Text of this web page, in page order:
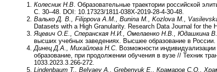
Колесник Н.В . Образовательные траектории российской
С. 30–48. DOI: 10.17323/1811-038X-2019-28-4-30-48.
Валько Д В ., Filippova A.M., Bunina M., Kozlova M.,
Datasets with a High Granularity. Research Data Journal for the
Яцевич О.Е., Сперанская Н.И., Омелаенко Н.В., Юдашкина
высших учебных заведениях. Высшее образование в
Динец Д.А., Михайлова Н.С. Возможности
образование, при продолжении обучения в вузе // Техник
1033.2023.3.266-272.
Lindenbaum T., Belyaev A., Grebenyuk E., Крамаров С. О